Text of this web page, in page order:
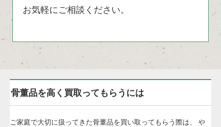
お気軽にご相談ください。
骨董品を高く買取ってもらうには
ご家庭で大切に扱ってきた骨董品を買い取ってもらう際は、 や